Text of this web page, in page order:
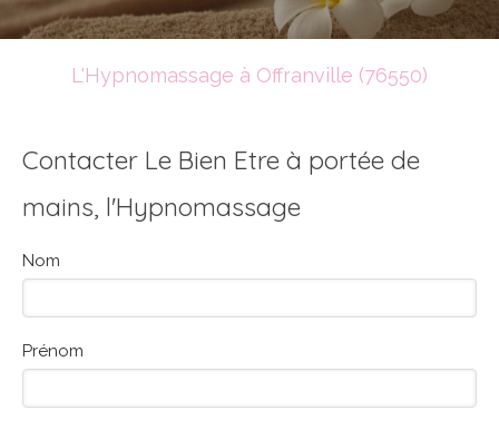
L'Hypnomassage à Offranville (76550)
Contacter Le Bien Etre à portée de
mains, l'Hypnomassage
Nom
Prénom